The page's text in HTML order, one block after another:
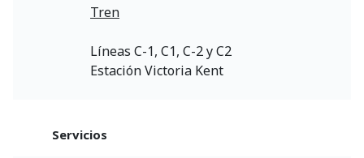
Tren
Líneas C-1, C1, C-2 y C2
Estación Victoria Kent
Servicios